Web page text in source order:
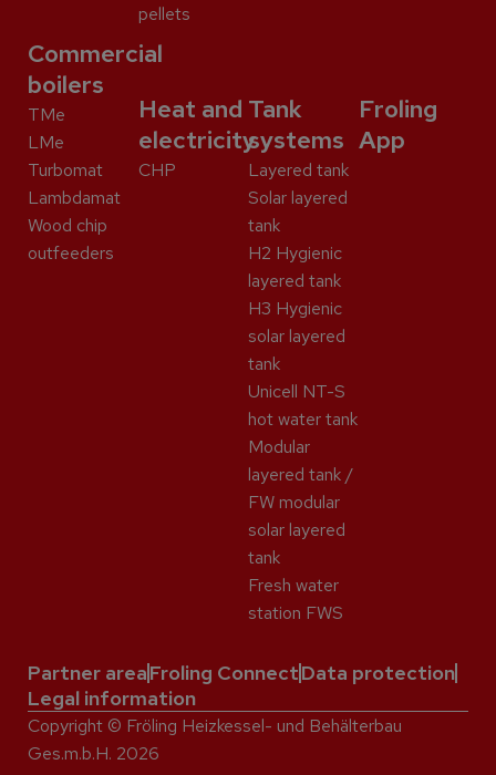
pellets
Commercial
boilers
TMe
LMe
Turbomat
Lambdamat
Wood chip
outfeeders
Heat and
electricity
CHP
Tank
systems
Layered tank
Solar layered
tank
H2 Hygienic
layered tank
H3 Hygienic
solar layered
tank
Unicell NT-S
hot water tank
Modular
layered tank /
FW modular
solar layered
tank
Fresh water
station FWS
Froling
App
Partner areaFroling ConnectData protection
Legal information
Copyright © Fröling Heizkessel- und Behälterbau
Ges.m.b.H. 2026